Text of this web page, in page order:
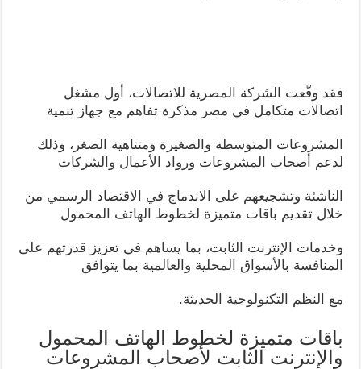
فقد وقّعت الشركة المصرية للاتصالات، أول مشغل
اتصالات متكامل في مصر مذكرة تفاهم مع جهاز تنمية
المشروعات المتوسطة والصغيرة ومتناهية الصغر، وذلك
لدعم أصحاب المشروعات ورواد الأعمال والشركات
الناشئة وتشجيعهم على الاندماج في الاقتصاد الرسمي من
خلال تقديم باقات متميزة لخطوط الهاتف المحمول
وخدمات الإنترنت الثابت، بما يساهم في تعزيز قدرتهم على
المنافسة بالأسواق المحلية والعالمية بما يتوافق
مع النظم التكنولوجية الحديثة.
باقات متميزة لخطوط الهاتف المحمول
والإنترنت الثابت لأصحاب المشروعات